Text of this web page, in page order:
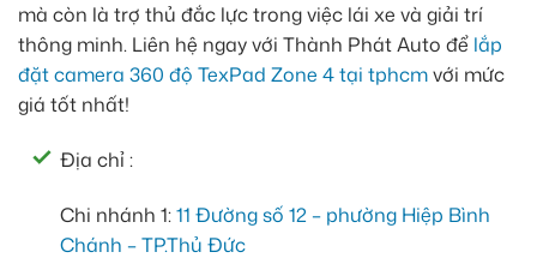
mà còn là trợ thủ đắc lực trong việc lái xe và giải trí
thông minh. Liên hệ ngay với Thành Phát Auto để lắp
đặt camera 360 độ TexPad Zone 4 tại tphcmvới mức
giá tốt nhất!
Địa chỉ :
Chi nhánh 1:11 Đường số 12 – phường Hiệp Bình
Chánh – TP.Thủ Đức